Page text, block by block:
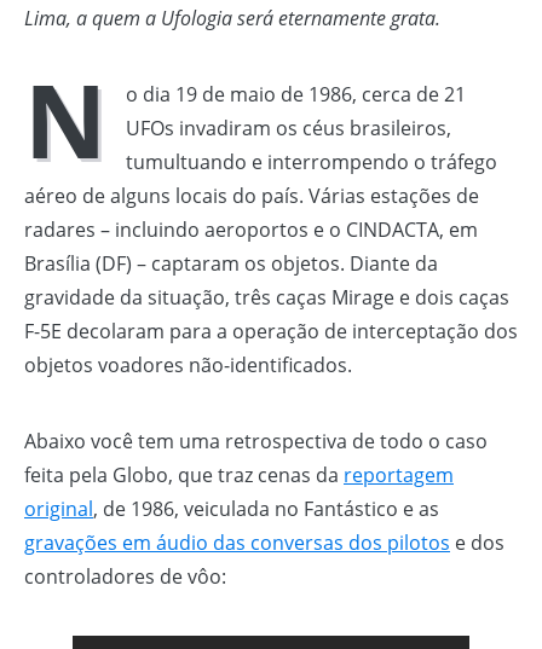
Lima, a quem a Ufologia será eternamente grata.
N
o dia 19 de maio de 1986, cerca de 21
UFOs invadiram os céus brasileiros,
tumultuando e interrompendo o tráfego
aéreo de alguns locais do país. Várias estações de
radares – incluindo aeroportos e o CINDACTA, em
Brasília (DF) – captaram os objetos. Diante da
gravidade da situação, três caças Mirage e dois caças
F-5E decolaram para a operação de interceptação dos
objetos voadores não-identificados.
Abaixo você tem uma retrospectiva de todo o caso
feita pela Globo, que traz cenas da reportagem
original, de 1986, veiculada no Fantástico e as
gravações em áudio das conversas dos pilotos e dos
controladores de vôo: